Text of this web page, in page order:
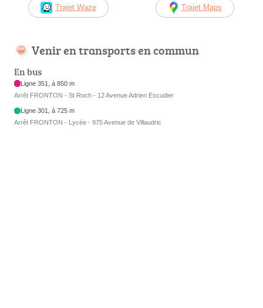
Trajet Waze Trajet Maps
Venir en transports en commun
En bus
Ligne 351, à 850 m
Arrêt FRONTON - St Roch - 12 Avenue Adrien Escudier
Ligne 301, à 725 m
Arrêt FRONTON - Lycée - 975 Avenue de Villaudric